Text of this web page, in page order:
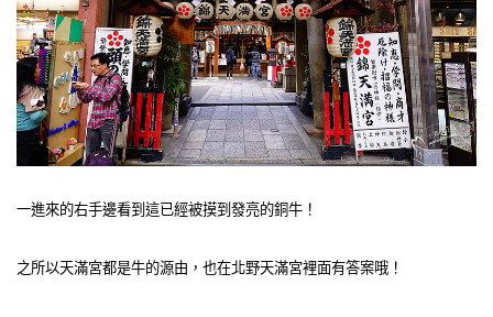
一進來的右手邊看到這已經被摸到發亮的銅牛！
之所以天滿宮都是牛的源由，也在北野天滿宮裡面有答案哦！